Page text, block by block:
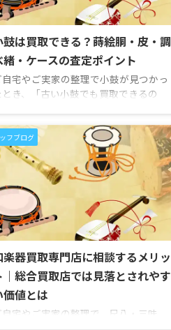
鼓は買取できる？蒔絵胴・皮・調
緒・ケースの査定ポイント
自宅やご実家の整理で小鼓が見つかっ
とき、「古い小鼓でも買取できるの
「調べ緒やケースが揃っていないと
定できないのか」と悩まれる方は少な
りません。 小鼓は、能楽や伝統芸能
われる和楽器のひとつです。胴に蒔
絵が施されているものや、皮・調べ緒・
スが揃っているもの、箱や書類に由
残っているものは、査定時に確認す
値があります。 一方で、小鼓は見た
けで価値を判断しにくい楽器です。
く見えるものでも、胴の作りや蒔絵、
の状態、調べ緒、ケースや箱などによ
て査 ...
フブログ
楽器買取専門店に相談するメリッ
｜総合買取店では見落とされやす
価値とは
自宅やご実家の整理で、尺八・三味